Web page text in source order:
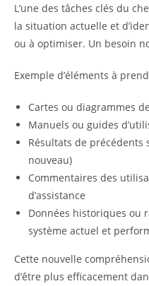
L’une des tâches clés du
la situation actuelle et
ou à optimiser. Un besoin
Exemple d’éléments à
Cartes ou diagrammes
Manuels ou guides
Résultats de précédents
nouveau)
Commentaires des
d’assistance
Données historiques ou
système actuel et
Cette nouvelle
d’être plus efficacement